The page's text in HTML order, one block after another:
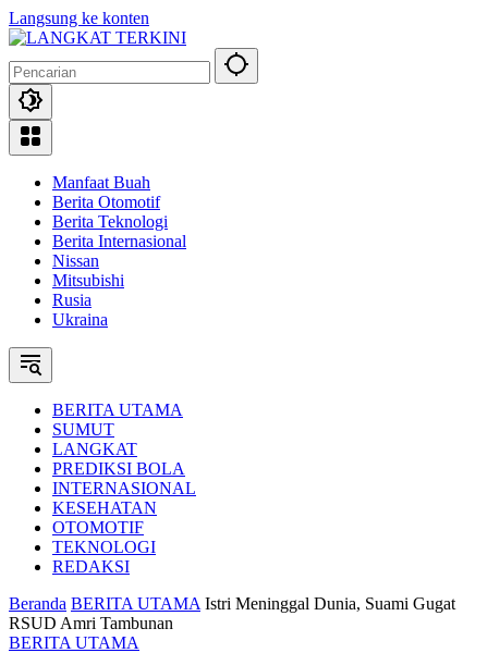
Langsung ke konten
Manfaat Buah
Berita Otomotif
Berita Teknologi
Berita Internasional
Nissan
Mitsubishi
Rusia
Ukraina
BERITA UTAMA
SUMUT
LANGKAT
PREDIKSI BOLA
INTERNASIONAL
KESEHATAN
OTOMOTIF
TEKNOLOGI
REDAKSI
Beranda BERITA UTAMA Istri Meninggal Dunia, Suami Gugat
RSUD Amri Tambunan
BERITA UTAMA